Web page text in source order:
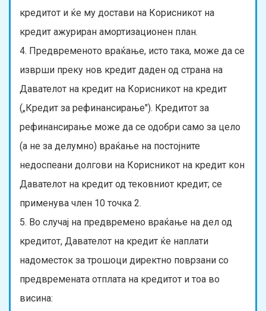
кредитот и ќе му достави на Корисникот на
кредит ажуриран амортизационен план.
4. Предвременото враќање, исто така, може да се
изврши преку нов кредит даден од страна на
Давателот на кредит на Корисникот на кредит
(„Кредит за рефинансирање"). Кредитот за
рефинансирање може да се одобри само за цело
(а не за делумно) враќање на постојните
недоспеани долгови на Корисникот на кредит кон
Давателот на кредит од тековниот кредит; се
применува член 10 точка 2.
5. Во случај на предвремено враќање на дел од
кредитот, Давателот на кредит ќе наплати
надоместок за трошоци директно поврзани со
предвремената отплата на кредитот и тоа во
висина: